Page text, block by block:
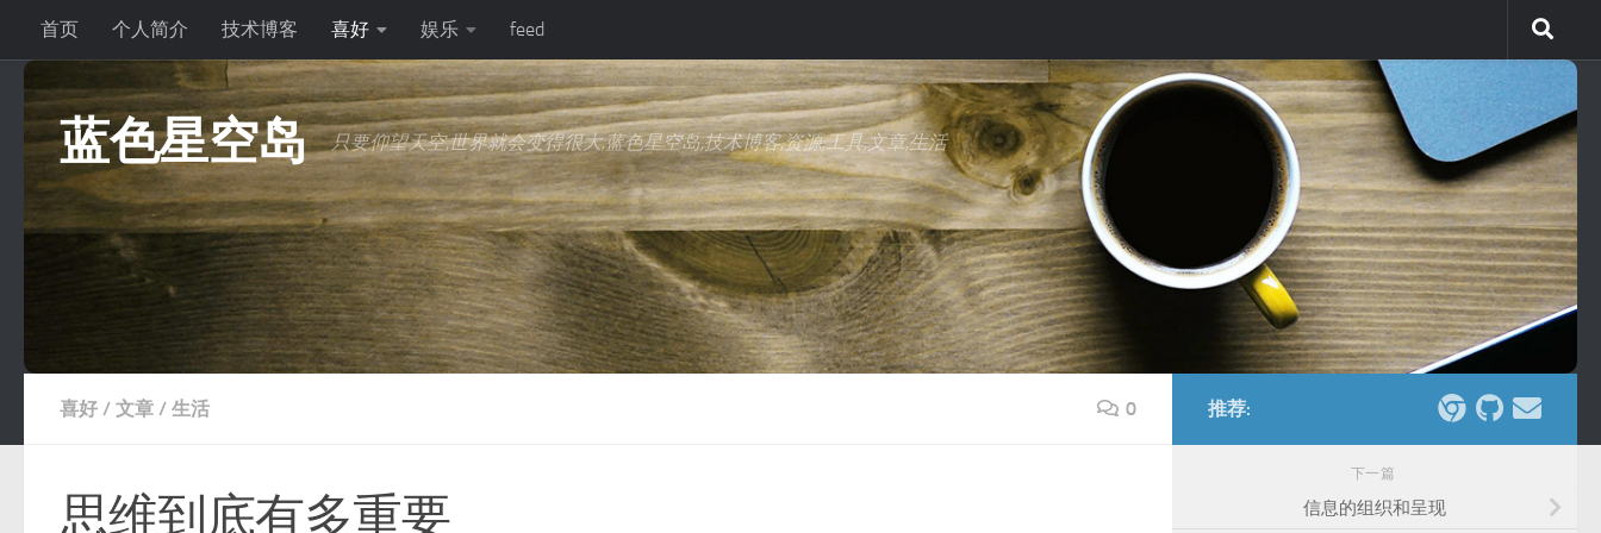
跳至内容
首页 个人简介 技术博客 喜好 娱乐 feed
蓝色星空岛 只要仰望天空,世界就会变得很大,蓝色星空岛,技术博客,资源,工具,文章,生活
喜好 / 文章 / 生活 0
思维到底有多重要
推荐:
下一篇
信息的组织和呈现